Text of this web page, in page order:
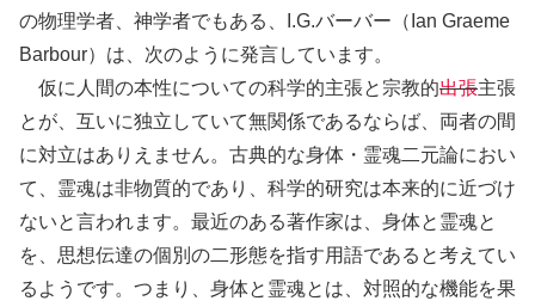
の物理学者、神学者でもある、I.G.バーバー（Ian Graeme
Barbour）は、次のように発言しています。
仮に人間の本性についての科学的主張と宗教的出張主張
とが、互いに独立していて無関係であるならば、両者の間
に対立はありえません。古典的な身体・霊魂二元論におい
て、霊魂は非物質的であり、科学的研究は本来的に近づけ
ないと言われます。最近のある著作家は、身体と霊魂と
を、思想伝達の個別の二形態を指す用語であると考えてい
るようです。つまり、身体と霊魂とは、対照的な機能を果